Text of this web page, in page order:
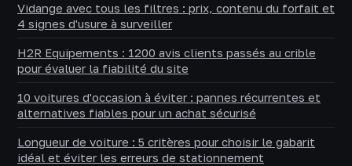
Vidange avec tous les filtres : prix, contenu du forfait et
4 signes d'usure à surveiller
H2R Equipements : 1200 avis clients passés au crible
pour évaluer la fiabilité du site
10 voitures d'occasion à éviter : pannes récurrentes et
alternatives fiables pour un achat sécurisé
Longueur de voiture : 5 critères pour choisir le gabarit
idéal et éviter les erreurs de stationnement